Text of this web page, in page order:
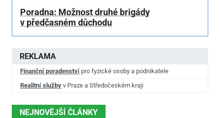
REKLAMA
Finanční poradenství pro fyzické osoby a podnikatele
Realitní služby v Praze a Středočeském kraji
NEJNOVĚJŠÍ ČLÁNKY
Poradna: Možnost druhé brigády
v předčasném důchodu